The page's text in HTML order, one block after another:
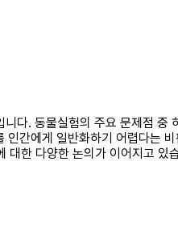
다. 동물실험의 주요 문제점
간에게 일반화하기 어렵다는
대한 다양한 논의가 이어지고 있